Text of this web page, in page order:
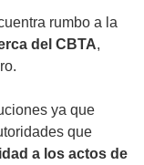
rumbo a la
del CBTA,
ya que
que
a los actos de